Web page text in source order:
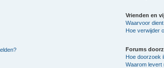
Vrienden en
Waarvoor
Hoe verwijder
Forums
Hoe doorzoek
Waarom levert